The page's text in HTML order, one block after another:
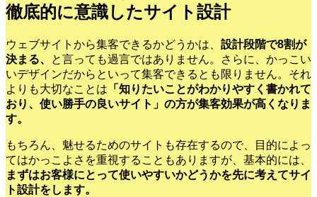
徹底的に意識したサイト設計
ウェブサイトから集客できるかどうかは、 設計段階で8割が
決まる、
と言っても過言ではありません。さらに、かっこい
いデザインだからといって集客できるとも限りません。それ
よりも大切なことは 「知りたいことがわかりやすく書かれて
おり、使い勝手の良いサイト」の方が集客効果が高くなりま
す。
もちろん、魅せるためのサイトも存在するので、目的によっ
てはかっこよさを重視することもありますが、基本的には、
まずはお客様にとって使いやすいかどうかを先に考えてサイ
ト設計をします。